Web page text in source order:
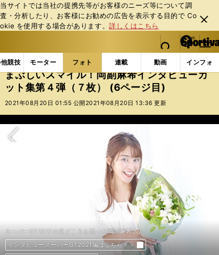
当サイトでは当社の提携先等がお客様のニーズ等について調
査・分析したり、お客様にお勧めの広告を表⽰する⽬的で Co
okie を使⽤する場合があります。詳しくはこちら
閉じ
る
web Sportiva (webスポルティーバ)
検索
マイペ
ー
ジ
メニュ
競技 モーター フォト 連載 動画 インフォ
b
ス
ポ
ル
バ
フォトギャラリー スポーツビーナスギャラリー ま
まぶしいスマイル！岡副麻希インタビューカ
ット集第４弾（７枚） (6ページ目)
2021年08月20日 01:55 公開 2021年08月20日 13:36 更新
スーパーGT2021の見どころを語った岡副麻希さん
インタビュースーパーGT2021編はこちら＞＞
スーパーGT2021の見どころを語った岡副麻希さん
インタビュースーパーGT2021編はこちら＞＞
スーパーGT2021の見どころを語った岡副麻希さん
インタビュースーパーGT2021編はこちら＞＞
スーパーGT2021の見どころを語った岡副麻希さん
インタビュースーパーGT2021編はこちら＞＞
スーパーGT2021の見どころを語った岡副麻希さん
インタビュースーパーGT2021編はこちら＞＞
スーパーGT2021の見どころを語った岡副麻希さん
インタビュースーパーGT2021編はこちら＞＞
スーパーGT2021の見どころを語った岡副麻希さん
インタビュースーパーGT2021編はこちら＞＞